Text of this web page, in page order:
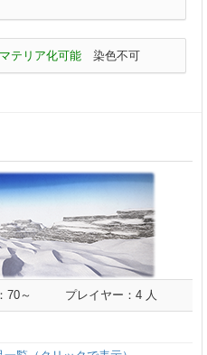
マテリア化可能 染色不可
70～ プレイヤー：4 人